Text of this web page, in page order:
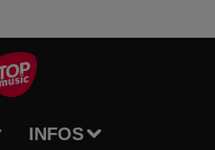
INFOS